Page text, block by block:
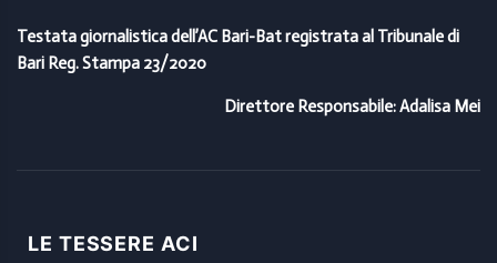
Testata giornalistica dell’AC Bari-Bat registrata al Tribunale di
Bari Reg. Stampa 23/2020
Direttore Responsabile: Adalisa Mei
LE TESSERE ACI